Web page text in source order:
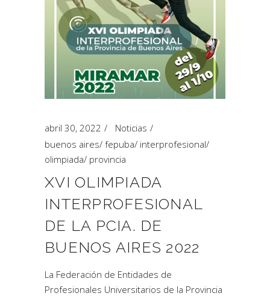
abril 30, 2022
Noticias
buenos aires/ fepuba/ interprofesional/
olimpiada/ provincia
XVI OLIMPIADA
INTERPROFESIONAL
DE LA PCIA. DE
BUENOS AIRES 2022
La Federación de Entidades de
Profesionales Universitarios de la Provincia